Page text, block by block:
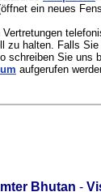
ein neues
zu halten. Falls Sie
schreiben Sie uns
aufgerufen
Bhutan -